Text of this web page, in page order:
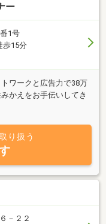
ー
1号
歩15分
ワークと広告力で38万
かえをお手伝いしてき
ことは、我々におまか
り扱う
－２２